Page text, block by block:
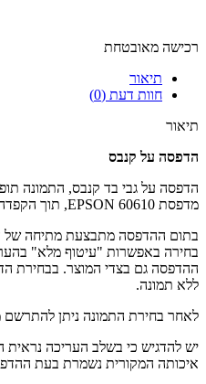
רכישה מאובטחת
תיאור
חוות דעת (0)
תיאור
הדפסה על קנבס
הדפסה על גבי בד קנבס, התמונה
מדפסת EPSON 60610, תוך הקפדה על איכות ההדפסה הטובה ביותר.
בתום ההדפסה מתבצעת מתיחה של
בחירה באפשרות "עיטוף מלא"
ההדפסה גם בצדי המוצר. בבחירת
ללא תמונה.
לאחר בחירת התמונה ניתן
יש להדגיש כי בשלב העריכה
איכותה המקורית נשמרת בעת